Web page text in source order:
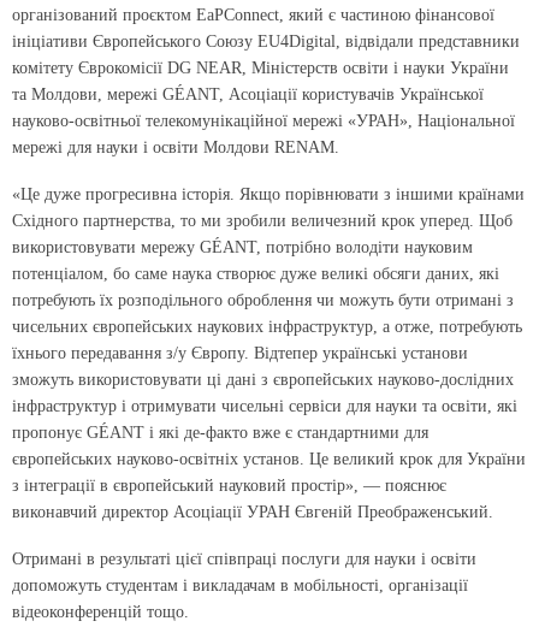
організований проєктом EaPConnect, який є частиною фінансової
ініціативи Європейського Союзу EU4Digital, відвідали представники
комітету Єврокомісії DG NEAR, Міністерств освіти і науки України
та Молдови, мережі GÉANT, Асоціації користувачів Української
науково-освітньої телекомунікаційної мережі «УРАН», Національної
мережі для науки і освіти Молдови RENAM.
«Це дуже прогресивна історія. Якщо порівнювати з іншими країнами
Східного партнерства, то ми зробили величезний крок уперед. Щоб
використовувати мережу GÉANT, потрібно володіти науковим
потенціалом, бо саме наука створює дуже великі обсяги даних, які
потребують їх розподільного оброблення чи можуть бути отримані з
чисельних європейських наукових інфраструктур, а отже, потребують
їхнього передавання з/у Європу. Відтепер українські установи
зможуть використовувати ці дані з європейських науково-дослідних
інфраструктур і отримувати чисельні сервіси для науки та освіти, які
пропонує GÉANT і які де-факто вже є стандартними для
європейських науково-освітніх установ. Це великий крок для України
з інтеграції в європейський науковий простір», — пояснює
виконавчий директор Асоціації УРАН Євгеній Преображенський.
Отримані в результаті цієї співпраці послуги для науки і освіти
допоможуть студентам і викладачам в мобільності, організації
відеоконференцій тощо.